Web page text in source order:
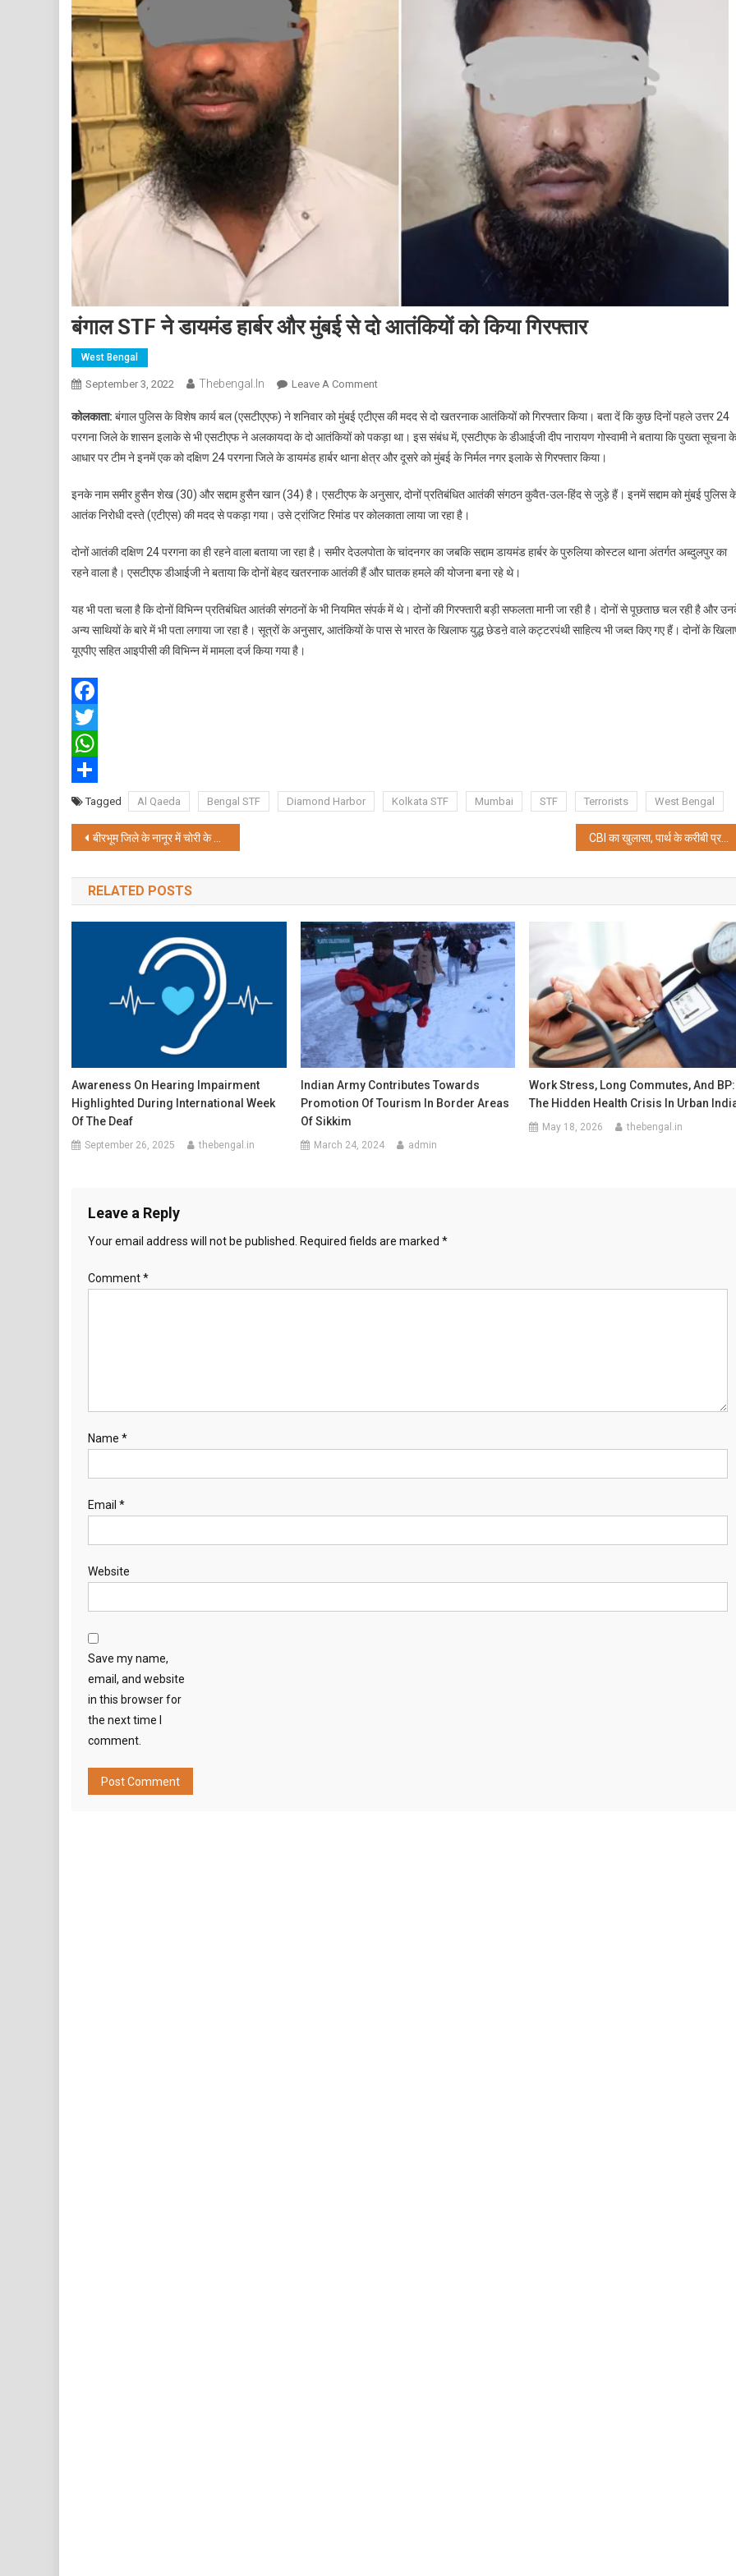
बंगाल STF ने डायमंड हार्बर और मुंबई से दो आतंकियों को किया गिरफ्तार
West Bengal
September 3, 2022 Thebengal.in Leave A CommentOn
STF
ने
डायमंड
और
मुंबई
दो
आतंकियों
किया
गिरफ्तार
कोलकाता: बंगाल पुलिस के विशेष कार्य बल (एसटीएएफ) ने शनिवार को मुंबई एटीएस की मदद से दो खतरनाक आतंकियों को गिरफ्तार किया। बता दें कि कुछ दिनों पहले उत्तर 24
परगना जिले के शासन इलाके से भी एसटीएफ ने अलकायदा के दो आतंकियों को पकड़ा था। इस संबंध में, एसटीएफ के डीआईजी दीप नारायण गोस्वामी ने बताया कि पुख्ता सूचना के
आधार पर टीम ने इनमें एक को दक्षिण 24 परगना जिले के डायमंड हार्बर थाना क्षेत्र और दूसरे को मुंबई के निर्मल नगर इलाके से गिरफ्तार किया।
इनके नाम समीर हुसैन शेख (30) और सद्दाम हुसैन खान (34) है। एसटीएफ के अनुसार, दोनों प्रतिबंधित आतंकी संगठन कुवैत-उल-हिंद से जुड़े हैं। इनमें सद्दाम को मुंबई पुलिस
आतंक निरोधी दस्ते (एटीएस) की मदद से पकड़ा गया। उसे ट्रांजिट रिमांड पर कोलकाता लाया जा रहा है।
दोनों आतंकी दक्षिण 24 परगना का ही रहने वाला बताया जा रहा है। समीर देउलपोता के चांदनगर का जबकि सद्दाम डायमंड हार्बर के पुरुलिया कोस्टल थाना अंतर्गत अब्दुलपुर का
रहने वाला है। एसटीएफ डीआईजी ने बताया कि दोनों बेहद खतरनाक आतंकी हैं और घातक हमले की योजना बना रहे थे।
यह भी पता चला है कि दोनों विभिन्न प्रतिबंधित आतंकी संगठनों के भी नियमित संपर्क में थे। दोनों की गिरफ्तारी बड़ी सफलता मानी जा रही है। दोनों से पूछताछ चल रही है और
अन्य साथियों के बारे में भी पता लगाया जा रहा है। सूत्रों के अनुसार, आतंकियों के पास से भारत के खिलाफ युद्ध छेडऩे वाले कट्टरपंथी साहित्य भी जब्त किए गए हैं। दोनों के
यूएपीए सहित आइपीसी की विभिन्न में मामला दर्ज किया गया है।
Facebook
Twitter
WhatsApp
ShareTagged Al Qaeda Bengal STF Diamond Harbor Kolkata STF Mumbai STF Terrorists West Bengal
Post
navigation
बीरभूम जिले के नानूर में चोरी के शक में युवक की पीट-पीटकर हत्या CBI का खुलासा, पार्थ के करीबी प्रसन्‍ना ने कई बांग्‍लादेशियों की भी फर्जी तरीके से कराई नियुक्ति
RELATED POSTS
Awareness On Hearing Impairment
Highlighted During International Week
Of The Deaf
September 26, 2025 thebengal.in
Indian Army Contributes Towards
Promotion Of Tourism In Border Areas
Of Sikkim
March 24, 2024 admin
Work Stress, Long Commutes, And BP:
The Hidden Health Crisis In Urban
May 18, 2026 thebengal.in
Leave a Reply
Your email address will not be published. Required fields are marked *
Comment*
Name *
Email *
Website
Save my name,
email, and website
in this browser for
the next time I
comment.